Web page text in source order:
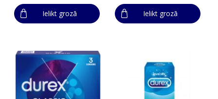
Ielikt grozā Ielikt grozā